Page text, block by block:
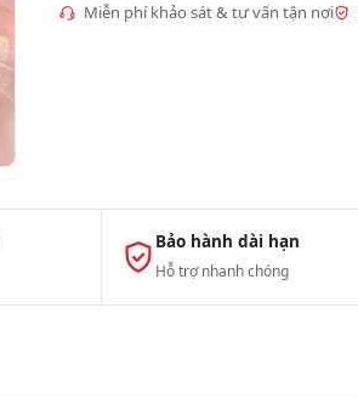
Miễn phí khảo sát & tư vấn tận nơi
Bảo hành dài hạn
Hỗ trợ nhanh chóng